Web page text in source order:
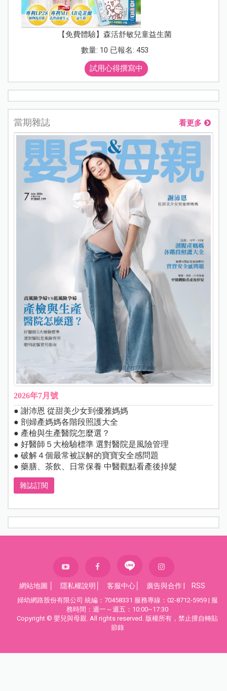
【免費體驗】森活舒敏兒童益生菌
數量: 10 已報名: 453
試用心得撰寫中
當期雜誌 看更多
2026年7月號
● 謝沛恩 從甜美少女到優雅媽媽
● 剖婦產媽媽各階段照護大全
● 產檢與生產醫院怎麼選？
● 好醫師５大檢驗標準 選對醫院是風險管理
● 破解４個最常被誤解的寶寶安全感問題
● 藥膳、茶飲、日常保養 中醫觀點看產後掉髮
雜誌訂閱
網站地圖 隱私權說明 客服中心 廣告與合作 RSS
婦幼網路股份有限公司 統編：70458331 服務專線：02-8712-5959 | 服
務時間：週一～週五：10:00~17:30
Copyright © 嬰兒與母親. All rights reserved. 版權所有，禁止擅自轉貼
節錄